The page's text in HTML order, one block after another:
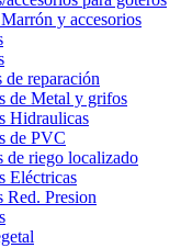
y accesorios
de reparación
de Metal y grifos
Hidraulicas
de PVC
de riego localizado
Eléctricas
Red. Presion